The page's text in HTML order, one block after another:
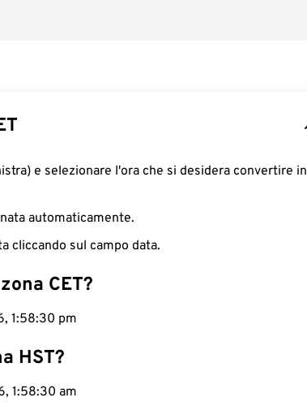
e selezionare l'ora che si desidera convertire in
automaticamente.
cliccando sul campo data.
CET?
1:58:31 pm
HST?
1:58:31 am